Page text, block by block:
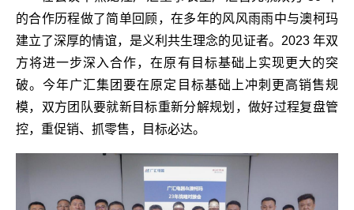
的合作历程做了简单回顾，在多年的风风雨雨中与澳柯玛
建立了深厚的情谊，是义利共生理念的见证者。2023 年双
方将进一步深入合作，在原有目标基础上实现更大的突
破。今年广汇集团要在原定目标基础上冲刺更高销售规
模，双方团队要就新目标重新分解规划，做好过程复盘管
控，重促销、抓零售，目标必达。